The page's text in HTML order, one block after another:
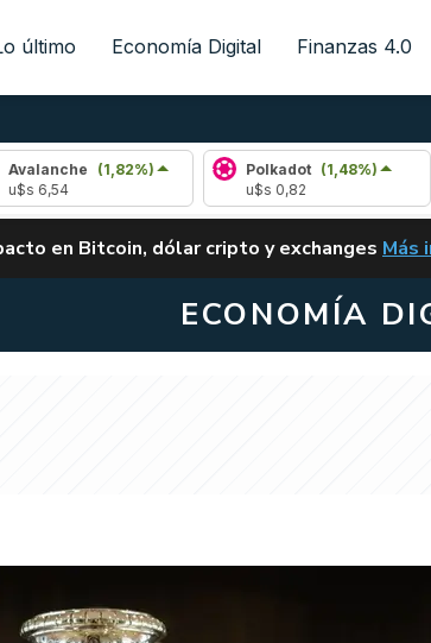
último Economía Digital Finanzas 4.0
(1,82%)
Polkadot
(1,48%)
en Bitcoin, dólar cripto y exchanges Más
ECONOMÍA